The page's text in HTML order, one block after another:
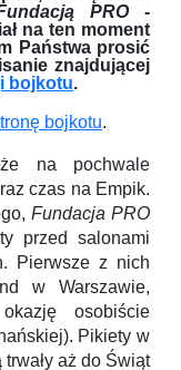
PRO -
na ten moment
Państwa prosić
znajdującej
bojkotu.
bojkotu.
na pochwale
czas na Empik.
Fundacja PRO
przed salonami
Pierwsze z nich
w Warszawie,
osobiście
Pikiety w
aż do Świąt